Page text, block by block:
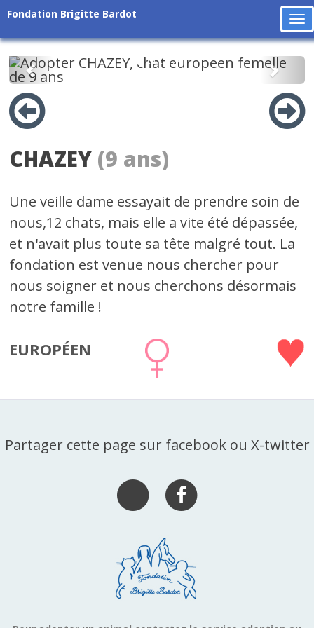
Fondation Brigitte Bardot
Précédent
CHAZEY (9 ans)
Une veille dame essayait de prendre soin de
nous,12 chats, mais elle a vite été dépassée,
et n'avait plus toute sa tête malgré tout. La
fondation est venue nous chercher pour
nous soigner et nous cherchons désormais
notre famille !
EUROPÉEN
Partager cette page sur facebook ou X-twitter